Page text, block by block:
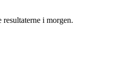
i morgen.